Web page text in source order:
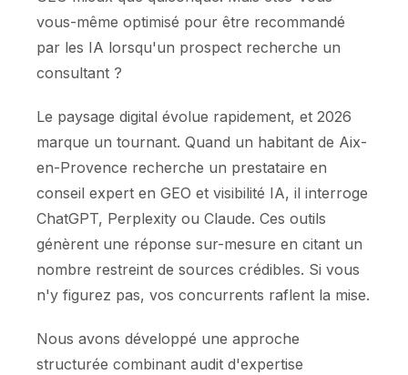
vous-même optimisé pour être recommandé
par les IA lorsqu'un prospect recherche un
consultant ?
Le paysage digital évolue rapidement, et 2026
marque un tournant. Quand un habitant de Aix-
en-Provence recherche un prestataire en
conseil expert en GEO et visibilité IA, il interroge
ChatGPT, Perplexity ou Claude. Ces outils
génèrent une réponse sur-mesure en citant un
nombre restreint de sources crédibles. Si vous
n'y figurez pas, vos concurrents raflent la mise.
Nous avons développé une approche
structurée combinant audit d'expertise